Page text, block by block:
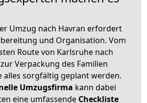
Umzug nach Havran erfordert
und Organisation. Vom
Route von Karlsruhe nach
Verpackung des Familien
alles sorgfältig geplant werden.
Umzugsfirma kann dabei
eine umfassende Checkliste